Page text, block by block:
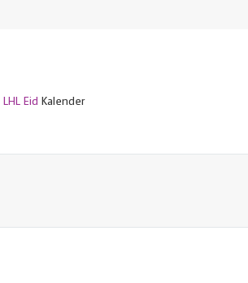
LHL Eid Kalender